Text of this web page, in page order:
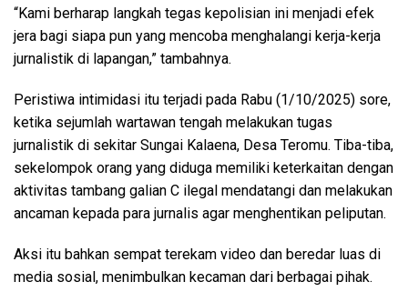
“Kami berharap langkah tegas kepolisian ini menjadi efek
jera bagi siapa pun yang mencoba menghalangi kerja-kerja
jurnalistik di lapangan,” tambahnya.
Peristiwa intimidasi itu terjadi pada Rabu (1/10/2025) sore,
ketika sejumlah wartawan tengah melakukan tugas
jurnalistik di sekitar Sungai Kalaena, Desa Teromu. Tiba-tiba,
sekelompok orang yang diduga memiliki keterkaitan dengan
aktivitas tambang galian C ilegal mendatangi dan melakukan
ancaman kepada para jurnalis agar menghentikan peliputan.
Aksi itu bahkan sempat terekam video dan beredar luas di
media sosial, menimbulkan kecaman dari berbagai pihak.